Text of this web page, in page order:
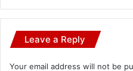
Leave a Reply
Your email address will not be